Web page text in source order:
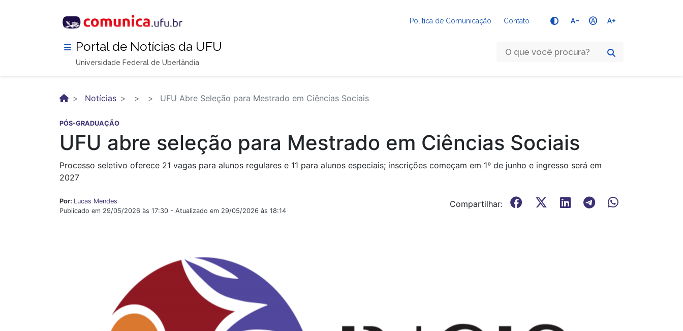
Política de Comunicação Contato text_decrease hdr_auto text_increase
Portal de Notícias da UFU
Universidade Federal de Uberlândia
Notícias UFU Abre Seleção para Mestrado em Ciências Sociais
PÓS-GRADUAÇÃO
UFU abre seleção para Mestrado em Ciências Sociais
Processo seletivo oferece 21 vagas para alunos regulares e 11 para alunos especiais; inscrições começam em 1º de junho e ingresso será em
2027
Por: Lucas Mendes
Publicado em 29/05/2026 às 17:30 - Atualizado em 29/05/2026 às 18:14
Compartilhar: